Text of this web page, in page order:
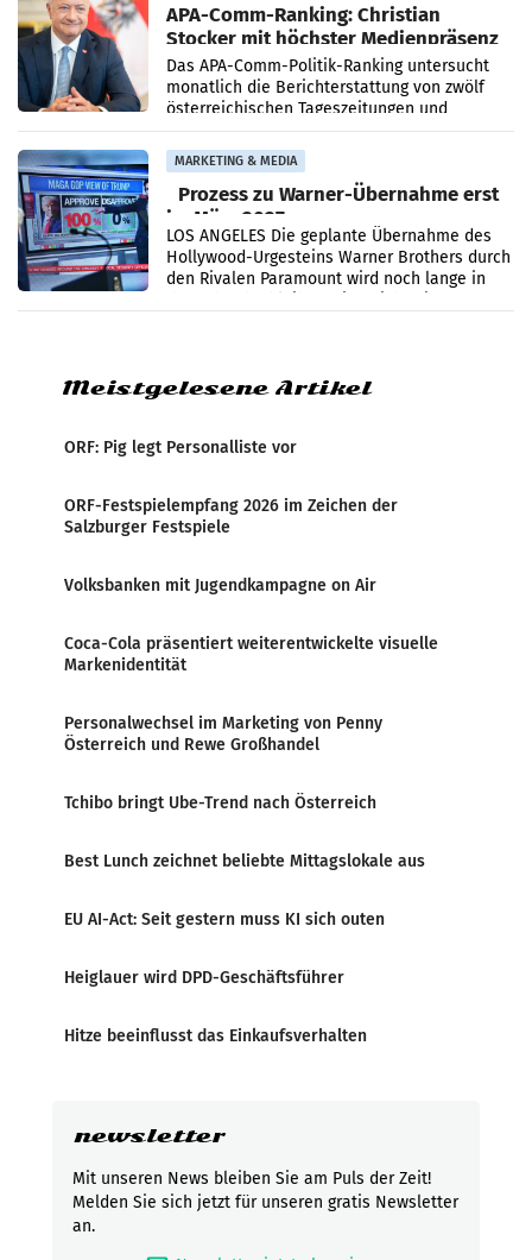
APA-Comm-Ranking: Christian
Stocker mit höchster Medienpräsenz
im Juli
Das APA-Comm-Politik-Ranking untersucht
monatlich die Berichterstattung von zwölf
österreichischen Tageszeitungen und
analysiert, welche Politikerinnen und
Politiker Österreichs die
MARKETING & MEDIA
Prozess zu Warner-Übernahme erst
im März 2027
LOS ANGELES Die geplante Übernahme des
Hollywood-Urgesteins Warner Brothers durch
den Rivalen Paramount wird noch lange in
Meistgelesene Artikel
ORF: Pig legt Personalliste vor
ORF-Festspielempfang 2026 im Zeichen der
Salzburger Festspiele
Volksbanken mit Jugendkampagne on Air
Coca-Cola präsentiert weiterentwickelte visuelle
Markenidentität
Personalwechsel im Marketing von Penny
Österreich und Rewe Großhandel
Tchibo bringt Ube-Trend nach Österreich
Best Lunch zeichnet beliebte Mittagslokale aus
EU AI-Act: Seit gestern muss KI sich outen
Heiglauer wird DPD-Geschäftsführer
Hitze beeinflusst das Einkaufsverhalten
newsletter
Mit unseren News bleiben Sie am Puls der Zeit!
Melden Sie sich jetzt für unseren gratis Newsletter
an.